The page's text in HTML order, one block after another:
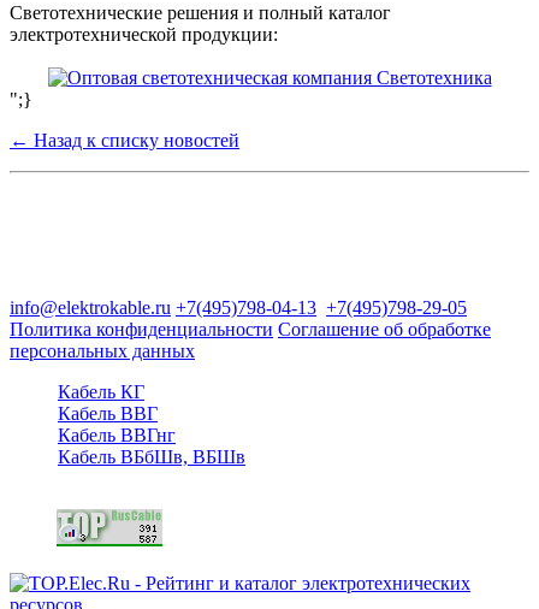
Светотехнические решения и полный каталог
электротехнической продукции:
";}
← Назад к списку новостей
info@elektrokable.ru +7(495)798-04-13 +7(495)798-29-05
Политика конфиденциальности Соглашение об обработке
персональных данных
Кабель КГ
Кабель ВВГ
Кабель ВВГнг
Кабель ВБбШв, ВБШв